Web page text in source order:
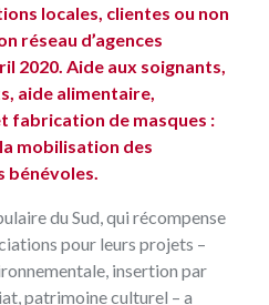
locales, clientes ou non
réseau d’agences
2020. Aide aux soignants,
aide alimentaire,
fabrication de masques :
mobilisation des
bénévoles.
du Sud, qui récompense
pour leurs projets –
insertion par
patrimoine culturel – a